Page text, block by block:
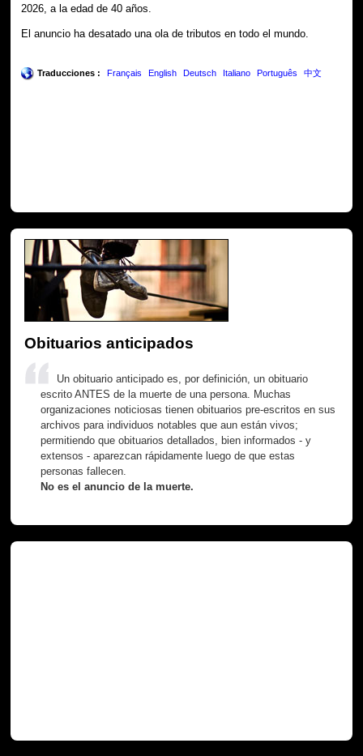
2026, a la edad de 40 años.
El anuncio ha desatado una ola de tributos en todo el mundo.
Traducciones : Français English Deutsch Italiano Português 中文
Obituarios anticipados
Un obituario anticipado es, por definición, un obituario
escrito ANTES de la muerte de una persona. Muchas
organizaciones noticiosas tienen obituarios pre-escritos en sus
archivos para individuos notables que aun están vivos;
permitiendo que obituarios detallados, bien informados - y
extensos - aparezcan rápidamente luego de que estas
personas fallecen.
No es el anuncio de la muerte.